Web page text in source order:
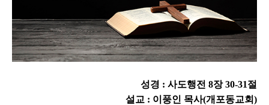
성경 : 사도행전 8장 30-31절
설교 : 이풍인 목사(개포동교회)